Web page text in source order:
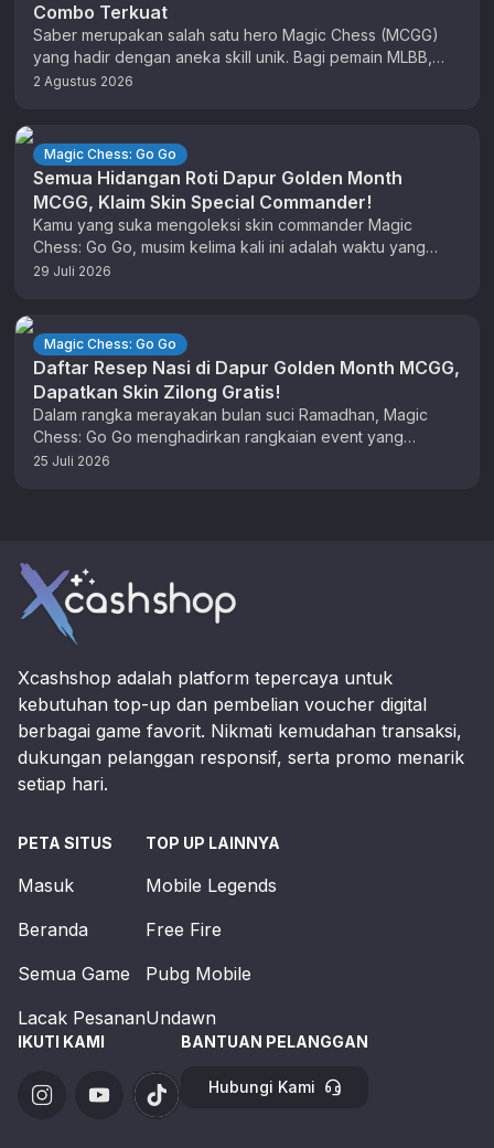
Combo Terkuat
Saber merupakan salah satu hero Magic Chess (MCGG)
yang hadir dengan aneka skill unik. Bagi pemain MLBB,
anda sudah tidak …
2 Agustus 2026
Magic Chess: Go Go
Semua Hidangan Roti Dapur Golden Month
MCGG, Klaim Skin Special Commander!
Kamu yang suka mengoleksi skin commander Magic
Chess: Go Go, musim kelima kali ini adalah waktu yang
tepat untuk berburu …
29 Juli 2026
Magic Chess: Go Go
Daftar Resep Nasi di Dapur Golden Month MCGG,
Dapatkan Skin Zilong Gratis!
Dalam rangka merayakan bulan suci Ramadhan, Magic
Chess: Go Go menghadirkan rangkaian event yang
menawarkan banyak hadiah menarik untuk para …
25 Juli 2026
Xcashshop adalah platform tepercaya untuk
kebutuhan top-up dan pembelian voucher digital
berbagai game favorit. Nikmati kemudahan transaksi,
dukungan pelanggan responsif, serta promo menarik
setiap hari.
PETA SITUS
Masuk
Beranda
Semua Game
Lacak Pesanan
TOP UP LAINNYA
Mobile Legends
Free Fire
Pubg Mobile
Undawn
IKUTI KAMI BANTUAN PELANGGAN
Hubungi Kami